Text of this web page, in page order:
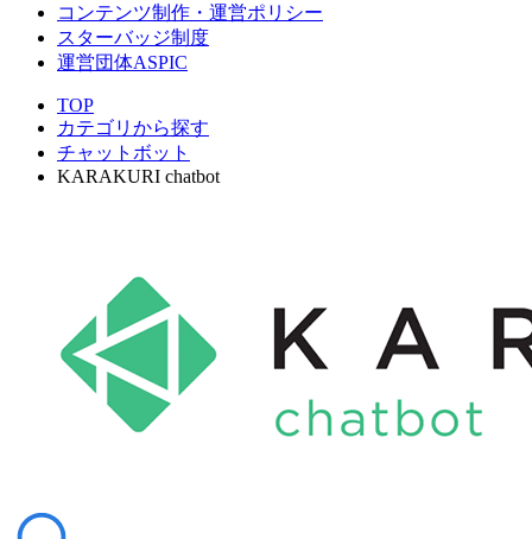
コンテンツ制作・運営ポリシー
スターバッジ制度
運営団体ASPIC
TOP
カテゴリから探す
チャットボット
KARAKURI chatbot